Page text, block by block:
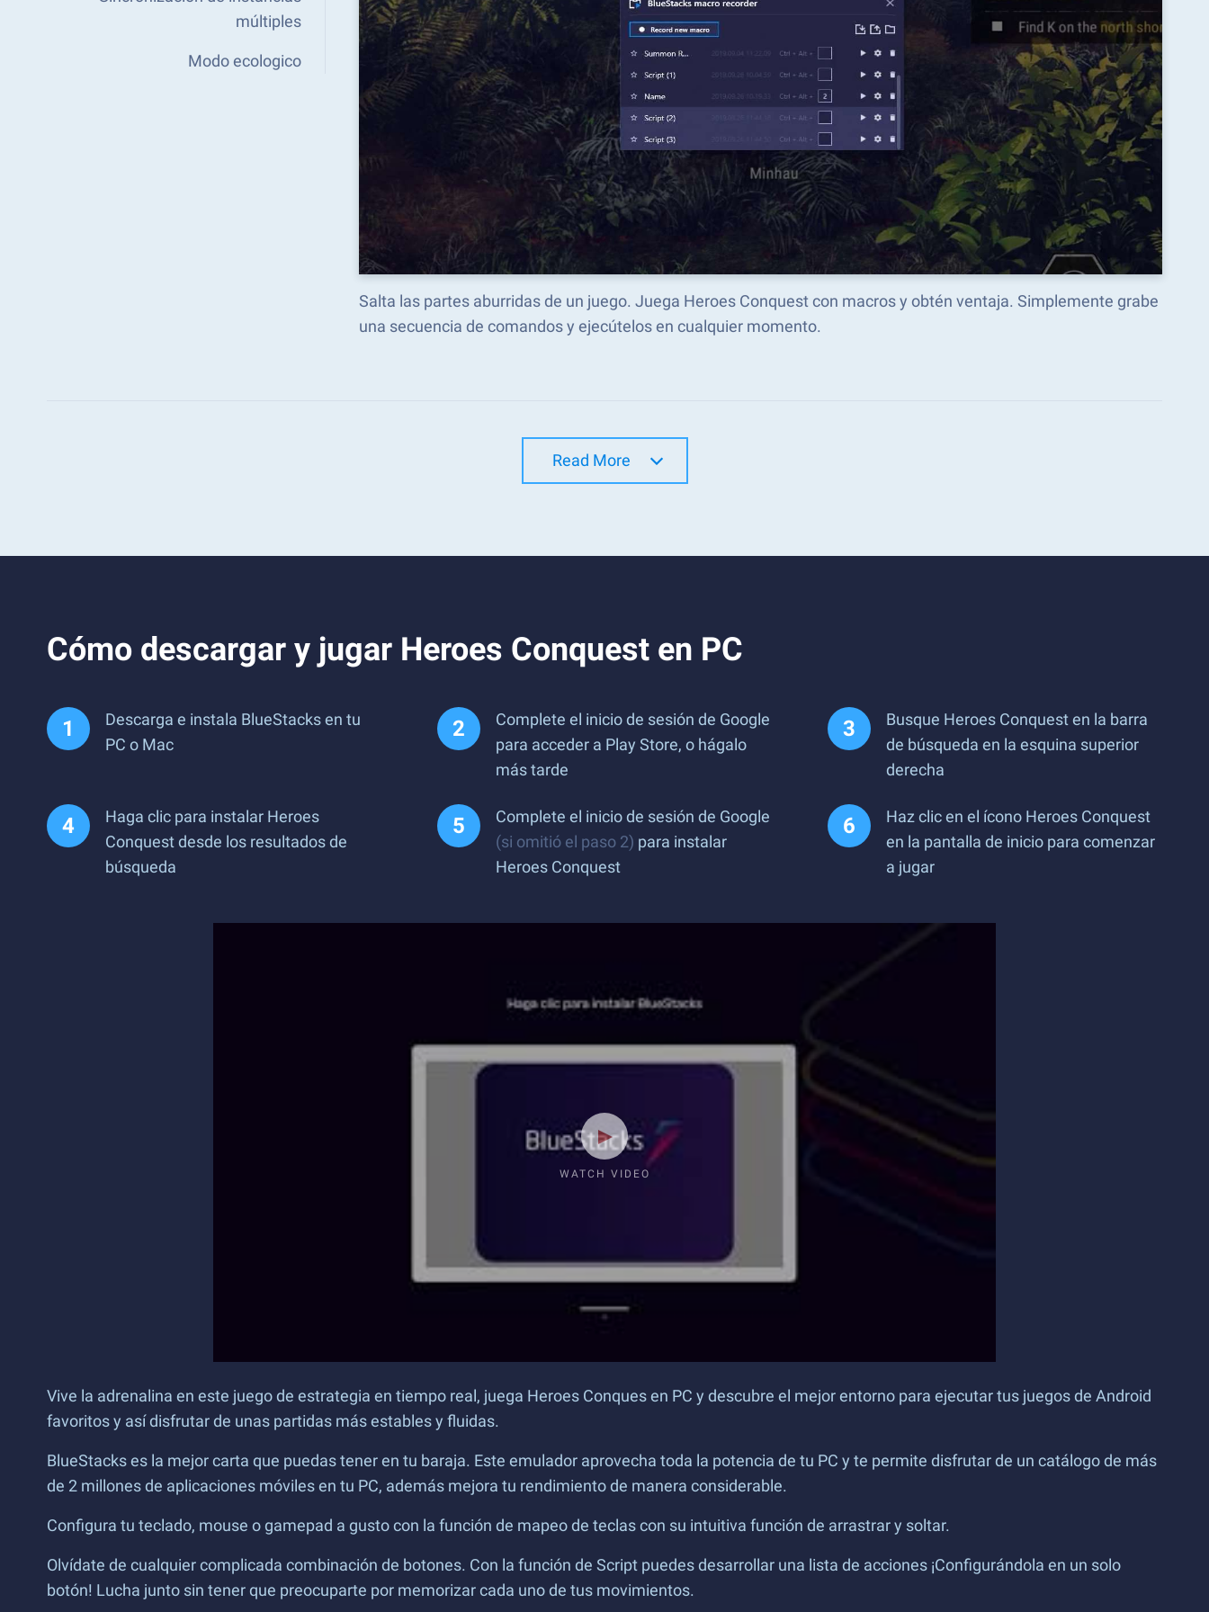
múltiples
Modo ecologico
Salta las partes aburridas de un juego. Juega Heroes Conquest con macros y obtén ventaja. Simplemente grabe
una secuencia de comandos y ejecútelos en cualquier momento.
Read More
Cómo descargar y jugar Heroes Conquest en PC
Descarga e instala BlueStacks en tu
PC o Mac
Complete el inicio de sesión de Google
para acceder a Play Store, o hágalo
más tarde
Busque Heroes Conquest en la barra
de búsqueda en la esquina superior
derecha
Haga clic para instalar Heroes
Conquest desde los resultados de
búsqueda
Complete el inicio de sesión de Google
(si omitió el paso 2) para instalar
Heroes Conquest
Haz clic en el ícono Heroes Conquest
en la pantalla de inicio para comenzar
a jugar
WATCH VIDEO
Vive la adrenalina en este juego de estrategia en tiempo real, juega Heroes Conques en PC y descubre el mejor entorno para ejecutar tus juegos de Android
favoritos y así disfrutar de unas partidas más estables y fluidas.
BlueStacks es la mejor carta que puedas tener en tu baraja. Este emulador aprovecha toda la potencia de tu PC y te permite disfrutar de un catálogo de más
de 2 millones de aplicaciones móviles en tu PC, además mejora tu rendimiento de manera considerable.
Configura tu teclado, mouse o gamepad a gusto con la función de mapeo de teclas con su intuitiva función de arrastrar y soltar.
Olvídate de cualquier complicada combinación de botones. Con la función de Script puedes desarrollar una lista de acciones ¡Configurándola en un solo
botón! Lucha junto sin tener que preocuparte por memorizar cada uno de tus movimientos.